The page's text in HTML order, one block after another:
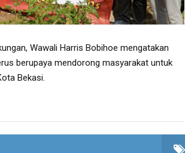
Wawali Harris Bobihoe mengatakan
berupaya mendorong masyarakat untuk
Bekasi.